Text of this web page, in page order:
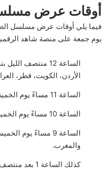
أوقات عرض
يوم جمعة على منصة شاهد
الساعة 12 منتصف
الأردن، الكويت، قطر،
الساعة 11 مساءً يوم الخميس بتوقيت جمهورية مصر العربية.
الساعة 10 مساءً يوم الخميس بتوقيت ليبيا.
الساعة 9 مساءً يوم
والمغرب.
كذلك الساعة